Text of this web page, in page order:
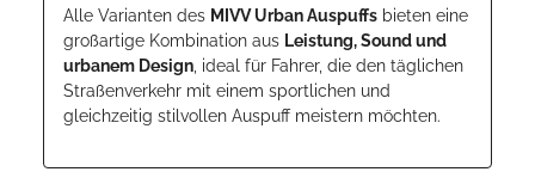
Alle Varianten des MIVV Urban Auspuffs bieten eine
großartige Kombination aus Leistung, Sound und
urbanem Design , ideal für Fahrer, die den täglichen
Straßenverkehr mit einem sportlichen und
gleichzeitig stilvollen Auspuff meistern möchten.